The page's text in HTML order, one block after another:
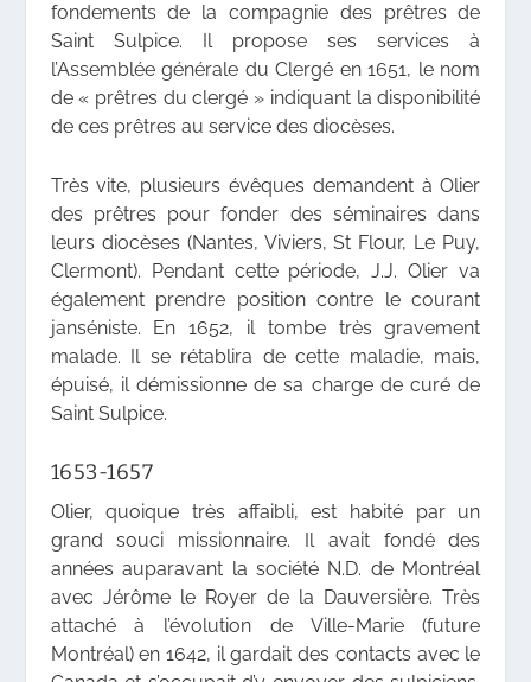
fondements de la compagnie des prêtres de
Saint Sulpice. Il propose ses services à
l’Assemblée générale du Clergé en 1651, le nom
de « prêtres du clergé » indiquant la disponibilité
de ces prêtres au service des diocèses.
Très vite, plusieurs évêques demandent à Olier
des prêtres pour fonder des séminaires dans
leurs diocèses (Nantes, Viviers, St Flour, Le Puy,
Clermont). Pendant cette période, J.J. Olier va
également prendre position contre le courant
janséniste. En 1652, il tombe très gravement
malade. Il se rétablira de cette maladie, mais,
épuisé, il démissionne de sa charge de curé de
Saint Sulpice.
1653-1657
Olier, quoique très affaibli, est habité par un
grand souci missionnaire. Il avait fondé des
années auparavant la société N.D. de Montréal
avec Jérôme le Royer de la Dauversière. Très
attaché à l’évolution de Ville-Marie (future
Montréal) en 1642, il gardait des contacts avec le